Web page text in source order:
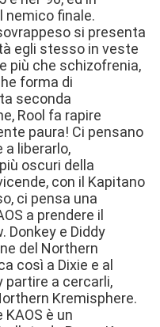
nemico finale.
si presenta
egli stesso in veste
più che schizofrenia,
forma di
seconda
Rool fa rapire
paura! Ci pensano
a liberarlo,
oscuri della
con il Kapitano
ci pensa una
a prendere il
Donkey e Diddy
del Northern
così a Dixie e al
partire a cercarli,
Kremisphere.
è un